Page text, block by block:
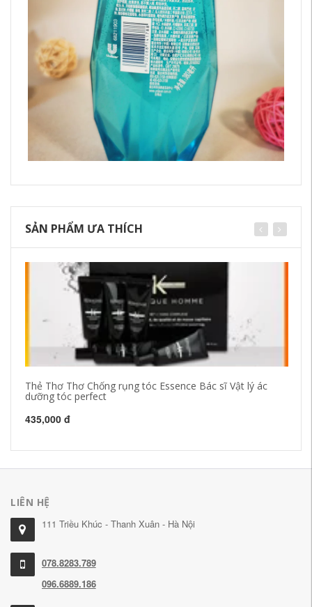
SẢN PHẨM ƯA THÍCH
Thẻ Thơ Thơ Chống rụng tóc Essence Bác sĩ Vật lý ác
dưỡng tóc perfect
435,000 đ
LIÊN HỆ
111 Triều Khúc - Thanh Xuân - Hà Nội
078.8283.789
096.6889.186